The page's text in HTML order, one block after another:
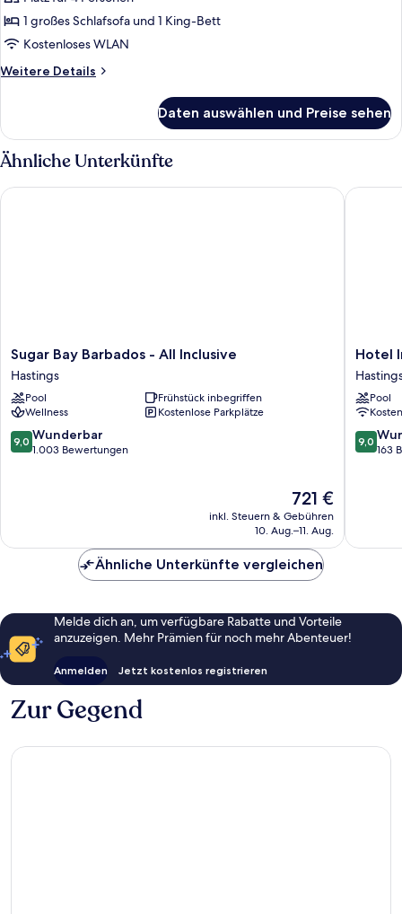
Front,
Junior
Suite
anzeigen
1 großes Schlafsofa und 1 King-Bett
Kostenloses WLAN
Weitere Details
Weitere
Front,
Junior
Suite
Daten auswählen und Preise sehen
Ähnliche Unterkünfte
Sugar
Bay
Barbados
-
All
Inclusive
Hastings
Sugar Bay Barbados - All Inclusive
Hastings
Pool
Frühstück inbegriffen
Wellness
Kostenlose Parkplätze
9.0
von
9,0 Wunderbar
1.003 Bewertungen
Der
Preis
beträgt
721 €
inkl. Steuern & Gebühren
10. Aug.–11. Aug.
Sugar Bay Barbados - All Inclusive
Hotel
Indigo
by
IHG
Hastings
Hotel
Pool
9.0
von
9,0
163
Hotel
Ähnliche Unterkünfte vergleichen
Melde dich an, um verfügbare Rabatte und Vorteile
anzuzeigen. Mehr Prämien für noch mehr Abenteuer!
Anmelden Jetzt kostenlos registrieren
Zur Gegend